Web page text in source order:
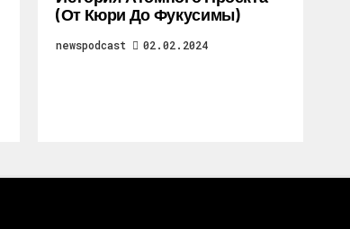
(от Кюри До Фукусимы)
newspodcast 02.02.2024